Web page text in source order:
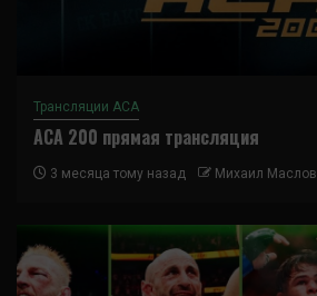
Трансляции ACA
ACA 200 прямая трансляция
3 месяца тому назад Михаил Маслов